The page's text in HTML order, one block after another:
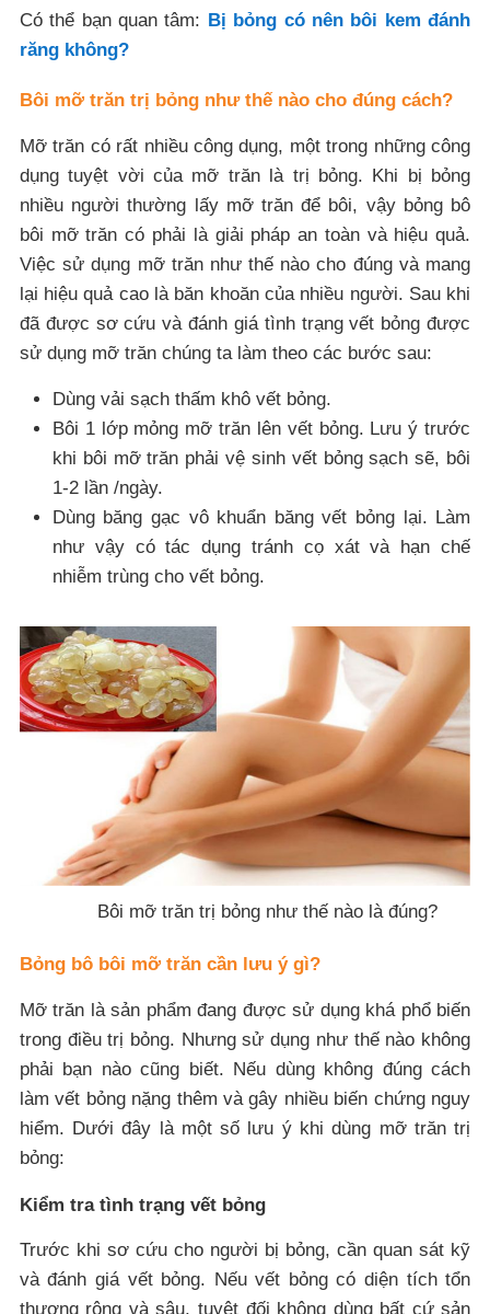
Có thể bạn quan tâm: Bị bỏng có nên bôi kem đánh
răng không?
Bôi mỡ trăn trị bỏng như thế nào cho đúng cách?
Mỡ trăn có rất nhiều công dụng, một trong những công
dụng tuyệt vời của mỡ trăn là trị bỏng. Khi bị bỏng
nhiều người thường lấy mỡ trăn để bôi, vậy bỏng bô
bôi mỡ trăn có phải là giải pháp an toàn và hiệu quả.
Việc sử dụng mỡ trăn như thế nào cho đúng và mang
lại hiệu quả cao là băn khoăn của nhiều người. Sau khi
đã được sơ cứu và đánh giá tình trạng vết bỏng được
sử dụng mỡ trăn chúng ta làm theo các bước sau:
Dùng vải sạch thấm khô vết bỏng.
Bôi 1 lớp mỏng mỡ trăn lên vết bỏng. Lưu ý trước
khi bôi mỡ trăn phải vệ sinh vết bỏng sạch sẽ, bôi
1-2 lần /ngày.
Dùng băng gạc vô khuẩn băng vết bỏng lại. Làm
như vậy có tác dụng tránh cọ xát và hạn chế
nhiễm trùng cho vết bỏng.
Bôi mỡ trăn trị bỏng như thế nào là đúng?
Bỏng bô bôi mỡ trăn cần lưu ý gì?
Mỡ trăn là sản phẩm đang được sử dụng khá phổ biến
trong điều trị bỏng. Nhưng sử dụng như thế nào không
phải bạn nào cũng biết. Nếu dùng không đúng cách
làm vết bỏng nặng thêm và gây nhiều biến chứng nguy
hiểm. Dưới đây là một số lưu ý khi dùng mỡ trăn trị
bỏng:
Kiểm tra tình trạng vết bỏng
Trước khi sơ cứu cho người bị bỏng, cần quan sát kỹ
và đánh giá vết bỏng. Nếu vết bỏng có diện tích tổn
thương rộng và sâu, tuyệt đối không dùng bất cứ sản